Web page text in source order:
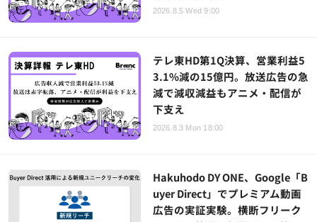
2026.8.5 Wed 9:00
テレ東HD第1Q決算、営業利益5
3.1%減の15億円。放送広告の急
減で減収減益もアニメ・配信が
下支え
2026.8.3 Mon 18:00
Hakuhodo DY ONE、Google「B
uyer Direct」でプレミアム動画
広告の実証実験。横断フリーク